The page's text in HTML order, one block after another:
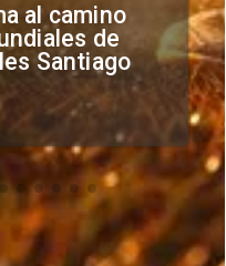
Sifup
situación